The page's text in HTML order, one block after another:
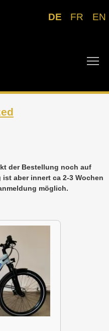
DE FR EN
der Bestellung noch auf
aber innert ca 2-3 Wochen
möglich.